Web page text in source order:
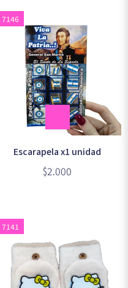
7146
Escarapela x1 unidad
$2.000
7141